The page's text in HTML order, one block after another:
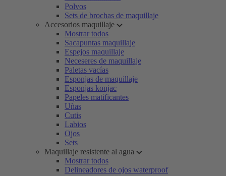
Polvos
Sets de brochas de maquillaje
Accesorios maquillaje
Mostrar todos
Sacapuntas maquillaje
Espejos maquillaje
Neceseres de maquillaje
Paletas vacías
Esponjas de maquillaje
Esponjas konjac
Papeles matificantes
Uñas
Cutis
Labios
Ojos
Sets
Maquillaje resistente al agua
Mostrar todos
Delineadores de ojos waterproof